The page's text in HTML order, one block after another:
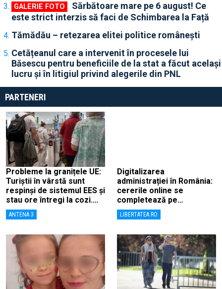
Sărbătoare mare pe 6 august! Ce
este strict interzis să faci de Schimbarea la Față
Tămădău – retezarea elitei politice românești
Cetățeanul care a intervenit în procesele lui
Băsescu pentru beneficiile de la stat a făcut același
lucru și în litigiul privind alegerile din PNL
PARTENERI
Probleme la granițele UE:
Turiștii în vârstă sunt
respinși de sistemul EES și
stau ore întregi la cozi.
„Degetele mele sunt
tocite”
ANTENA 3
Digitalizarea
administrației în România:
cererile online se
completează pe
calculatoarele de la
ghișee
LIBERTATEA.RO